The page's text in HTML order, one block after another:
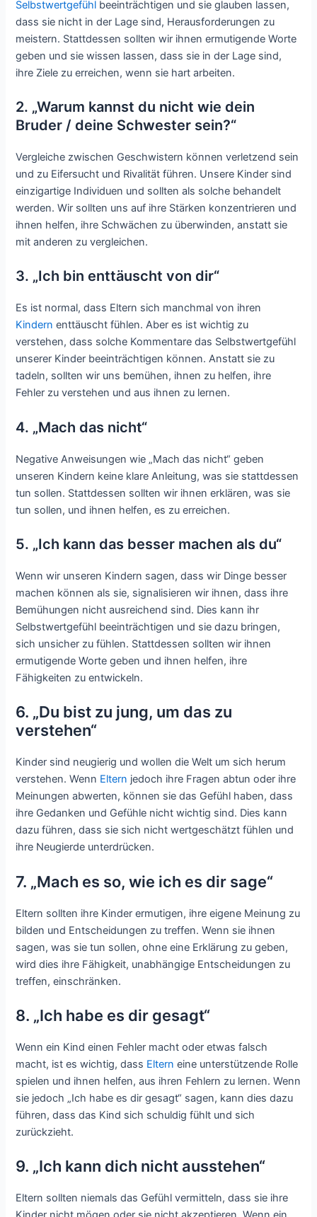
Selbstwertgefühl beeinträchtigen und sie glauben lassen,
dass sie nicht in der Lage sind, Herausforderungen zu
meistern. Stattdessen sollten wir ihnen ermutigende Worte
geben und sie wissen lassen, dass sie in der Lage sind,
ihre Ziele zu erreichen, wenn sie hart arbeiten.
2. „Warum kannst du nicht wie dein
Bruder / deine Schwester sein?“
Vergleiche zwischen Geschwistern können verletzend sein
und zu Eifersucht und Rivalität führen. Unsere Kinder sind
einzigartige Individuen und sollten als solche behandelt
werden. Wir sollten uns auf ihre Stärken konzentrieren und
ihnen helfen, ihre Schwächen zu überwinden, anstatt sie
mit anderen zu vergleichen.
3. „Ich bin enttäuscht von dir“
Es ist normal, dass Eltern sich manchmal von ihren
Kindernenttäuscht fühlen. Aber es ist wichtig zu
verstehen, dass solche Kommentare das Selbstwertgefühl
unserer Kinder beeinträchtigen können. Anstatt sie zu
tadeln, sollten wir uns bemühen, ihnen zu helfen, ihre
Fehler zu verstehen und aus ihnen zu lernen.
4. „Mach das nicht“
Negative Anweisungen wie „Mach das nicht“ geben
unseren Kindern keine klare Anleitung, was sie stattdessen
tun sollen. Stattdessen sollten wir ihnen erklären, was sie
tun sollen, und ihnen helfen, es zu erreichen.
5. „Ich kann das besser machen als du“
Wenn wir unseren Kindern sagen, dass wir Dinge besser
machen können als sie, signalisieren wir ihnen, dass ihre
Bemühungen nicht ausreichend sind. Dies kann ihr
Selbstwertgefühl beeinträchtigen und sie dazu bringen,
sich unsicher zu fühlen. Stattdessen sollten wir ihnen
ermutigende Worte geben und ihnen helfen, ihre
Fähigkeiten zu entwickeln.
6. „Du bist zu jung, um das zu
verstehen“
Kinder sind neugierig und wollen die Welt um sich herum
verstehen. Wenn Eltern jedoch ihre Fragen abtun oder ihre
Meinungen abwerten, können sie das Gefühl haben, dass
ihre Gedanken und Gefühle nicht wichtig sind. Dies kann
dazu führen, dass sie sich nicht wertgeschätzt fühlen und
ihre Neugierde unterdrücken.
7. „Mach es so, wie ich es dir sage“
Eltern sollten ihre Kinder ermutigen, ihre eigene Meinung zu
bilden und Entscheidungen zu treffen. Wenn sie ihnen
sagen, was sie tun sollen, ohne eine Erklärung zu geben,
wird dies ihre Fähigkeit, unabhängige Entscheidungen zu
treffen, einschränken.
8. „Ich habe es dir gesagt“
Wenn ein Kind einen Fehler macht oder etwas falsch
macht, ist es wichtig, dass Elterneine unterstützende Rolle
spielen und ihnen helfen, aus ihren Fehlern zu lernen. Wenn
sie jedoch „Ich habe es dir gesagt“ sagen, kann dies dazu
führen, dass das Kind sich schuldig fühlt und sich
zurückzieht.
9. „Ich kann dich nicht ausstehen“
Eltern sollten niemals das Gefühl vermitteln, dass sie ihre